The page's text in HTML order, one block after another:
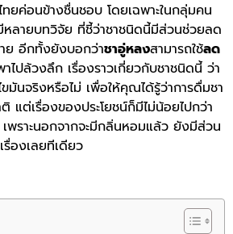
ทยค่อนข้างชื่นชอบ โดยเฉพาะในกลุ่มคน
ลายบทวิจัย ที่ชี้ว่าชาชนิดนี้มีส่วนช่วยลด
ย อีกทั้งยังบอกว่าชาอู่หลงสามารถใช้ลด
าไปล้วงลึก เรื่องราวเกี่ยวกับชาชนิดนี้ ว่า
มันจริงหรือไม่ เพื่อให้คุณได้รู้ว่าการดื่มชา
แต่เรื่องของประโยชน์ก็มีไม่น้อยไปกว่า
พราะนอกจากจะมีกลิ่นหอมแล้ว ยังมีส่วน
รื่องเลยทีเดียว